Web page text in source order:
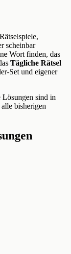
scheinbar
Wort finden, das
Tägliche Rätsel
Set und eigener
Lösungen sind in
bisherigen